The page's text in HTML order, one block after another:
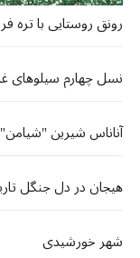
رونق روستایی با تره
نسل چهارم سیلوهای
آناناس شیرین "شیامن"
هیجان در دل جنگل
شهر خورشیدی